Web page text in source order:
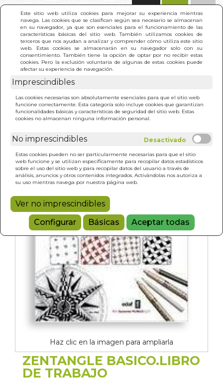
Este sitio web utiliza cookies para mejorar su experiencia mientras
navega. Las cookies que se clasifican según sea necesario se almacenan
en su navegador, ya que son esenciales para el funcionamiento de las
características básicas del sitio web. También utilizamos cookies de
terceros que nos ayudan a analizar y comprender cómo utiliza este sitio
web. Estas cookies se almacenarán en su navegador solo con su
consentimiento. También tiene la opción de optar por no recibir estas
cookies. Pero la exclusión voluntaria de algunas de estas cookies puede
afectar su experiencia de navegación.
Imprescindibles
Las cookies necesarias son absolutamente esenciales para que el sitio web
funcione correctamente. Esta categoría solo incluye cookies que garantizan
funcionalidades básicas y características de seguridad del sitio web. Estas
cookies no almacenan ninguna información personal.
No imprescindibles
Estas cookies pueden no ser particularmente necesarias para que el sitio
web funcione y se utilizan específicamente para recopilar datos estadísticos
sobre el uso del sitio web y para recopilar datos del usuario a través de
análisis, anuncios y otros contenidos integrados. Activándolas nos autoriza a
su uso mientras navega por nuestra página web.
Ver no imprescindibles
Configurar
Básicas Aceptar todas
INICIO >
Haz clic en la imagen para ampliarla
ZENTANGLE BASICO.LIBRO
DE TRABAJO